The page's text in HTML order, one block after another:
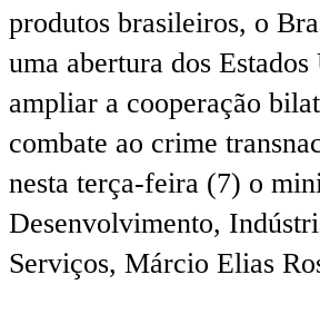
produtos brasileiros, o
uma abertura dos Estados
ampliar a cooperação
combate ao crime
nesta terça-feira (7) o
Desenvolvimento,
Serviços, Márcio Elias